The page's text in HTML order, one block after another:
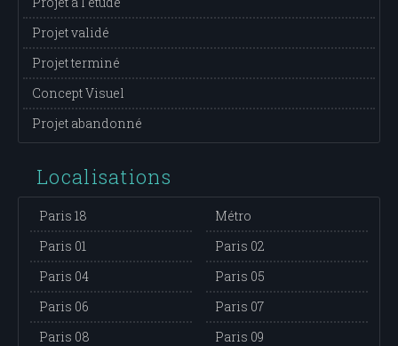
Projet validé
Projet terminé
Concept Visuel
Projet abandonné
Localisations
Paris 18
Métro
Paris 01
Paris 02
Paris 04
Paris 05
Paris 06
Paris 07
Paris 08
Paris 09